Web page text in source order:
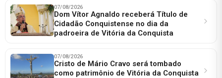
07/08/2026
Dom Vítor Agnaldo receberá Título de
Cidadão Conquistense no dia da
padroeira de Vitória da Conquista
07/08/2026
Cristo de Mário Cravo será tombado
como patrimônio de Vitória da Conquista